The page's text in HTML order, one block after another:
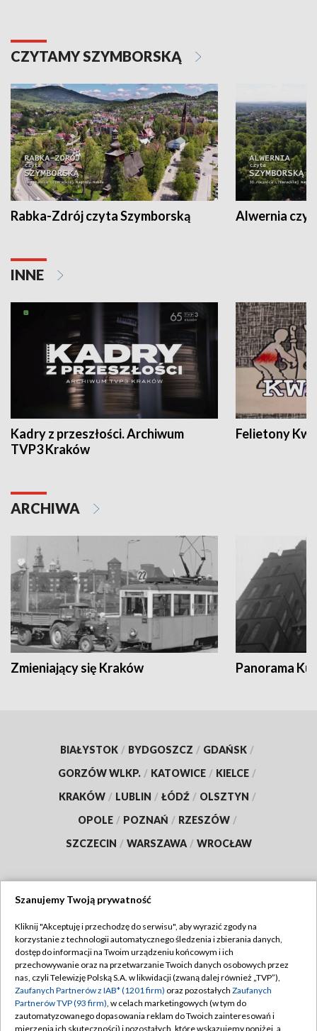
CZYTAMY SZYMBORSKĄ
Rabka-Zdrój czyta Szymborską Alwernia
INNE
Kadry z przeszłości. Archiwum
TVP3 Kraków
Felietony
ARCHIWA
Zmieniający się Kraków Panorama
BIAŁYSTOK / BYDGOSZCZ / GDAŃSK /
GORZÓW WLKP. / KATOWICE / KIELCE /
KRAKÓW / LUBLIN / ŁÓDŹ / OLSZTYN /
OPOLE / POZNAŃ / RZESZÓW /
SZCZECIN / WARSZAWA / WROCŁAW
TVP
Abonament TVP
Emisja w TVP
Centrum informacji TVP
Regulamin TVP
Polityka prywatności
Moje zgody
Szanujemy Twoją prywatność
Kliknij "Akceptuję i przechodzę do serwisu", aby wyrazić zgody na
korzystanie z technologii automatycznego śledzenia i zbierania danych,
dostęp do informacji na Twoim urządzeniu końcowym i ich
przechowywanie oraz na przetwarzanie Twoich danych osobowych przez
nas, czyli Telewizję Polską S.A. w likwidacji (zwaną dalej również „TVP”),
Zaufanych Partnerów z IAB* (1201 firm) oraz pozostałych Zaufanych
Partnerów TVP (93 firm), w celach marketingowych (w tym do
zautomatyzowanego dopasowania reklam do Twoich zainteresowań i
mierzenia ich skuteczności) i pozostałych, które wskazujemy poniżej, a